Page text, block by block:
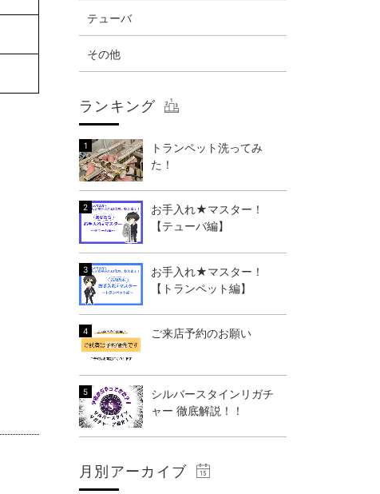
テューバ
その他
ランキング
トランペット洗ってみ
た！
お手入れ★マスター！
【テューバ編】
お手入れ★マスター！
【トランペット編】
ご来店予約のお願い
シルバースタインリガチ
ャー 徹底解説！！
月別アーカイブ